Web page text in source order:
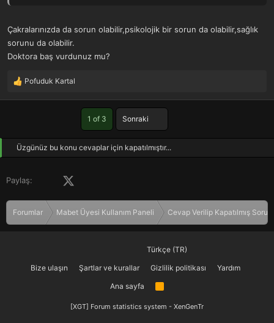
Çakralarınızda da sorun olabilir,psikolojik bir sorun da olabilir,sağlık
sorunu da olabilir.
Doktora baş vurdunuz mu?
T
l
Pofuduk Kartal
1 of 3 Sonraki
Üzgünüz bu konu cevaplar için kapatılmıştır...
Paylaş: Facebook
Forumlar Mabet Üyesi Kullanım Paneli Cevap Verilip Kapatılmış
Türkçe (TR)
Bize ulaşın
Şartlar ve kurallar Gizlilik politikası
Yardım
Ana sayfa
R
[XGT] Forum statistics system - XenGenTr